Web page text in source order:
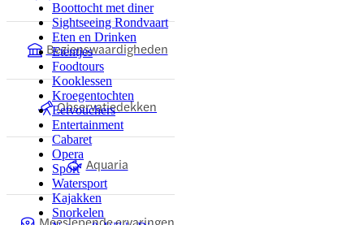
Boottocht met diner
Sightseeing Rondvaart
Eten en Drinken
Etentjes
Foodtours
Kooklessen
Kroegentochten
Eetvouchers
Entertainment
Cabaret
Opera
Sport
Watersport
Kajakken
Snorkelen
Bezienswaardigheden
Observatiedekken
Aquaria
Meeslepende ervaringen